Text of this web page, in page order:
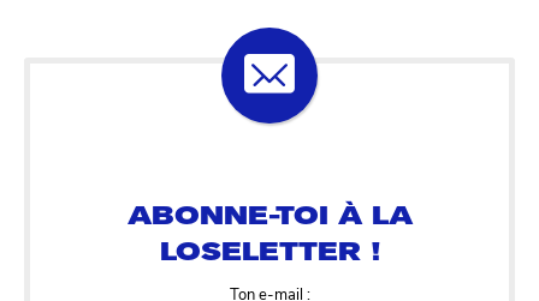
Ton e-mail :